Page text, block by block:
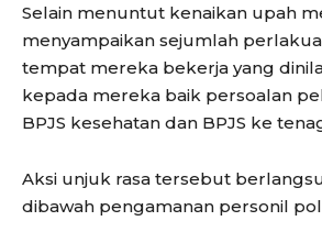
Selain menuntut kenaikan upah
menyampaikan sejumlah
tempat mereka bekerja yang
kepada mereka baik persoalan
BPJS kesehatan dan BPJS ke
Aksi unjuk rasa tersebut
dibawah pengamanan personil